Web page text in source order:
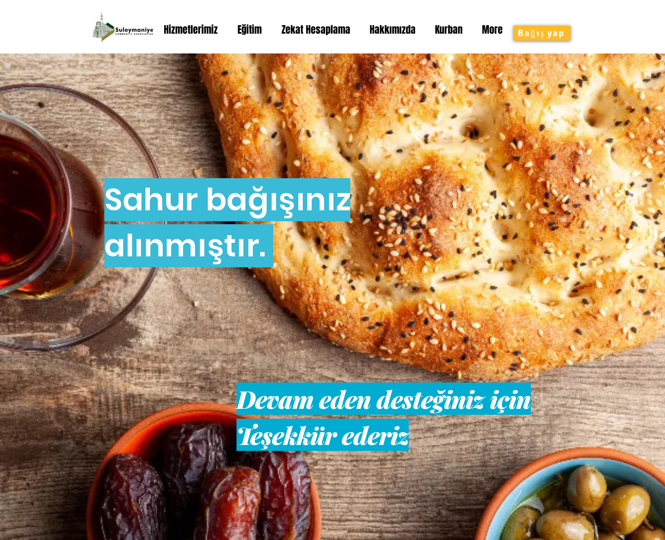
Hizmetlerimiz Eğitim Zekat Hesaplama Hakkımızda Kurban More Bağış yap
Sahur bağışınız
alınmıştır.
Devam eden desteğiniz için
Teşekkür ederiz